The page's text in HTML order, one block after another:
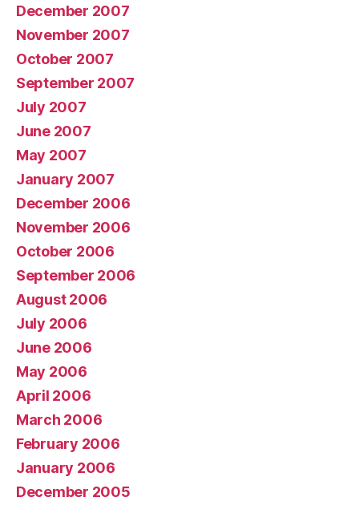
December 2007
November 2007
October 2007
September 2007
July 2007
June 2007
May 2007
January 2007
December 2006
November 2006
October 2006
September 2006
August 2006
July 2006
June 2006
May 2006
April 2006
March 2006
February 2006
January 2006
December 2005